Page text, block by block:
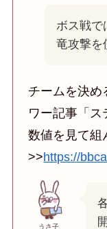
ボス戦で
竜攻撃を
チームを決め
ワー記事「
数値を見て組
>>https://
うさ子